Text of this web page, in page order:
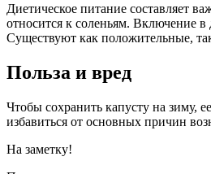
Диетическое питание составляет
относится к соленьям. Включение в
Существуют как положительные,
Польза и вред
Чтобы сохранить капусту на зиму,
избавиться от основных причин
На заметку!